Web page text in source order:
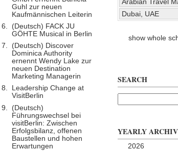
Guhl zur neuen
Kaufmännischen Leiterin
(Deutsch) FACK JU
GÖHTE Musical in Berlin
(Deutsch) Discover
Dominica Authority
ernennt Wendy Lake zur
neuen Destination
Marketing Managerin
Leadership Change at
VisitBerlin
(Deutsch)
Führungswechsel bei
visitBerlin: Zwischen
Erfolgsbilanz, offenen
Baustellen und hohen
Erwartungen
Arabian Travel
Dubai, UAE
show whole
SEARCH
YEARLY
2026